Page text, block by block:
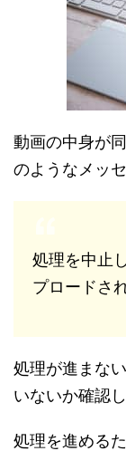
動画の中身が
のようなメッ
処理を中止
プロードさ
処理が進まな
いないか確認
処理を進める